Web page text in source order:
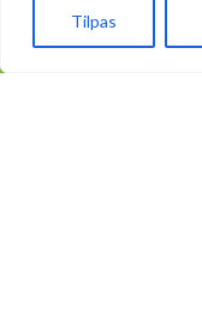
Tilpas